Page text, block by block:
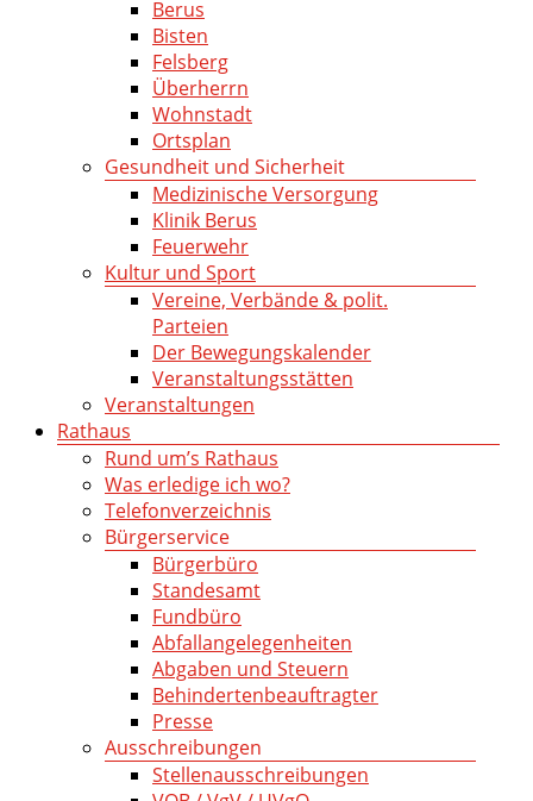
Berus
Bisten
Felsberg
Überherrn
Wohnstadt
Ortsplan
Gesundheit und Sicherheit
Medizinische Versorgung
Klinik Berus
Feuerwehr
Kultur und Sport
Vereine, Verbände & polit.
Parteien
Der Bewegungskalender
Veranstaltungsstätten
Veranstaltungen
Rathaus
Rund um’s Rathaus
Was erledige ich wo?
Telefonverzeichnis
Bürgerservice
Bürgerbüro
Standesamt
Fundbüro
Abfallangelegenheiten
Abgaben und Steuern
Behindertenbeauftragter
Presse
Ausschreibungen
Stellenausschreibungen